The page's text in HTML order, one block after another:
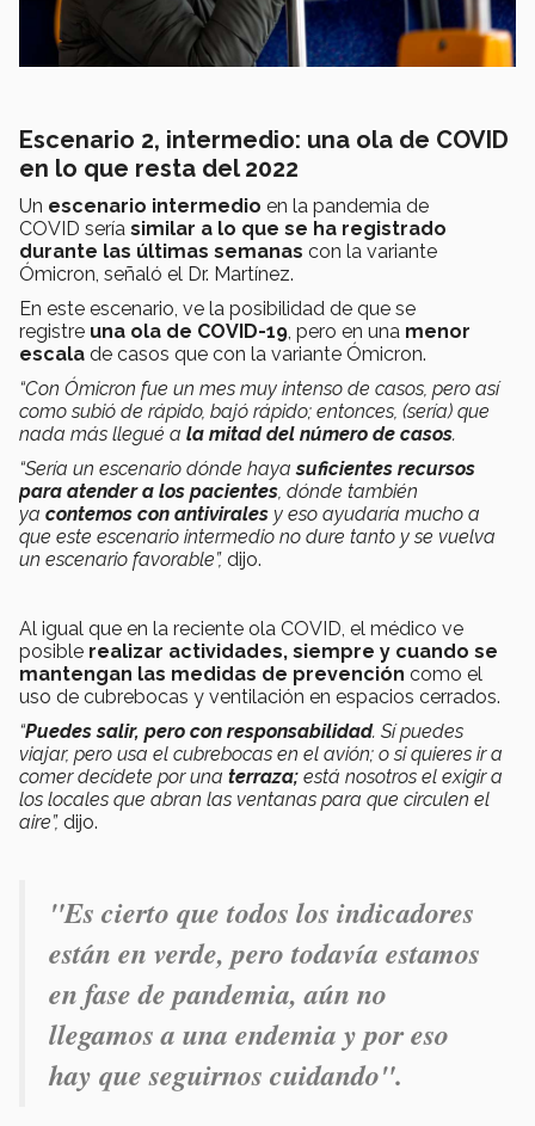
Escenario 2, intermedio: una ola de COVID
en lo que resta del 2022
Un escenario intermedio en la pandemia de
COVID sería similar a lo que se ha registrado
durante las últimas semanas con la variante
Ómicron, señaló el Dr. Martínez.
En este escenario, ve la posibilidad de que se
registre una ola de COVID-19, pero en una menor
escala de casos que con la variante Ómicron.
“Con Ómicron fue un mes muy intenso de casos, pero así
como subió de rápido, bajó rápido; entonces, (sería) que
nada más llegué a la mitad del número de casos.
“Sería un escenario dónde hayasuficientes recursos
para atender a los pacientes, dónde también
ya contemos con antivirales y eso ayudaría mucho a
que este escenario intermedio no dure tanto y se vuelva
un escenario favorable”, dijo.
Al igual que en la reciente ola COVID, el médico ve
posible realizar actividades, siempre y cuando se
mantengan las medidas de prevención como el
uso de cubrebocas y ventilación en espacios cerrados.
“Puedes salir, pero con responsabilidad. Sí puedes
viajar, pero usa el cubrebocas en el avión; o si quieres ir a
comer decídete por una terraza; está nosotros el exigir a
los locales que abran las ventanas para que circulen el
aire”, dijo.
"Es cierto que todos los indicadores
están en verde, pero todavía estamos
en fase de pandemia, aún no
llegamos a una endemia y por eso
hay que seguirnos cuidando".